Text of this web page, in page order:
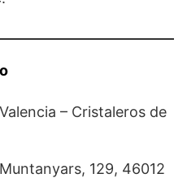
– Cristaleros de
129, 46012